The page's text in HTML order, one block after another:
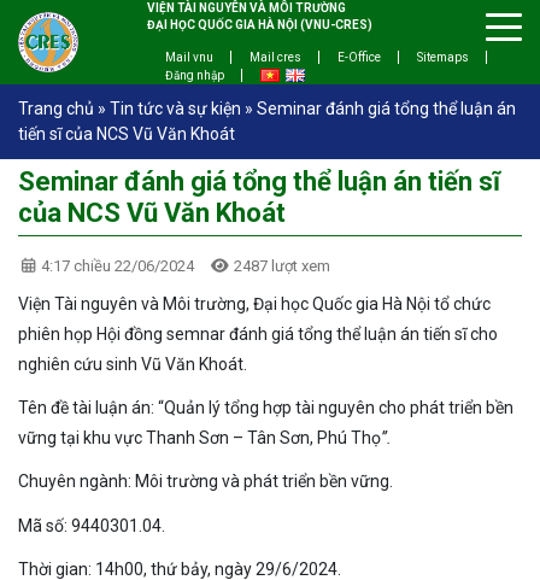
VIỆN TÀI NGUYÊN VÀ MÔI TRƯỜNG
ĐẠI HỌC QUỐC GIA HÀ NỘI (VNU-CRES)
Mail vnu Mail cres E-Office
Sitemaps
Đăng nhập
Trang chủ » Tin tức và sự kiện » Seminar đánh giá tổng thể luận án
tiến sĩ của NCS Vũ Văn Khoát
Seminar đánh giá tổng thể luận án tiến sĩ
của NCS Vũ Văn Khoát
4:17 chiều 22/06/2024 2487 lượt xem
Viện Tài nguyên và Môi trường, Đại học Quốc gia Hà Nội tổ chức
phiên họp Hội đồng semnar đánh giá tổng thể luận án tiến sĩ cho
nghiên cứu sinh Vũ Văn Khoát.
Tên đề tài luận án: “Quản lý tổng hợp tài nguyên cho phát triển bền
vững tại khu vực Thanh Sơn – Tân Sơn, Phú Thọ”.
Chuyên ngành: Môi trường và phát triển bền vững.
Mã số: 9440301.04.
Thời gian: 14h00, thứ bảy, ngày 29/6/2024.